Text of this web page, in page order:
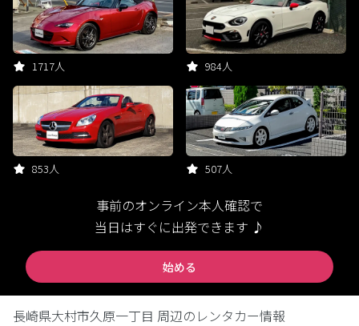
1717人 984人
853人 507人
事前のオンライン本人確認で
当日はすぐに出発できます ♪
始める
長崎県大村市久原一丁目 周辺のレンタカー情報